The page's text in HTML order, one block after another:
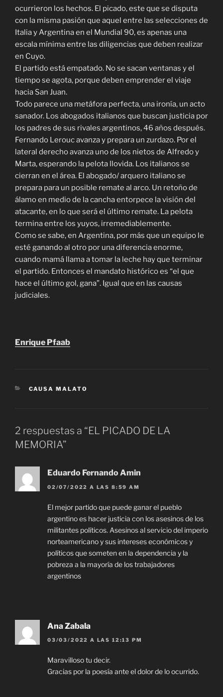
ocurrieron los hechos. El picado, este que se disputa
con la misma pasión que aquel entre las selecciones de
Italia y Argentina en el Mundial 90, es apenas una
escala mínima entre las diligencias que deben realizar
en Cuyo.
El partido está empatado. No se sacan ventanas y el
tiempo se agota, porque deben emprender el viaje
hacia San Juan.
Todo parece una metáfora perfecta, una ironía, un acto
sanador. Los abogados italianos que buscan justicia por
los padres de sus rivales argentinos, 46 años después.
Fernando Lerouc avanza y prepara un zurdazo. Por el
lateral derecho avanza uno de los nietos de Alfredo y
Marta, esperando la pelota llovida. Los italianos se
cierran en el área. El abogado/ arquero italiano se
prepara para un posible remate al arco. Un retoño de
álamo en medio de la cancha entorpece la visión del
atacante, en lo que será el último remate. La pelota
termina entre los yuyos, irremediablemente.
Como se sabe, en Argentina, por más que un equipo le
esté ganando al otro por una diferencia enorme,
cuando mamá llama a tomar la leche hay que terminar
el partido. Entonces el mandato histórico es “el que
hace el último gol, gana”. Igual que en las causas
judiciales.
Enrique Pfaab
CATEGORÍAS
CAUSA MALATO
2 respuestas a “EL PICADO DE LA
MEMORIA”
Eduardo Fernando Amin
02/07/2022 A LAS 8:59 AM
El mejor partido que puede ganar el pueblo
argentino es hacer justicia con los asesinos de los
militantes políticos. Asesinos al servicio del imperio
norteamericano y sus intereses económicos y
políticos que someten en la dependencia y la
pobreza a la mayoría de los trabajadores
argentinos
Ana Zabala
03/03/2022 A LAS 12:13 PM
Maravilloso tu decir.
Gracias por la poesía ante el dolor de lo ocurrido.